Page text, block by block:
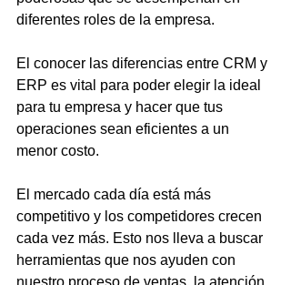
diferentes roles de la empresa.
El conocer las diferencias entre CRM y
ERP es vital para poder elegir la ideal
para tu empresa y hacer que tus
operaciones sean eficientes a un
menor costo.
El mercado cada día está más
competitivo y los competidores crecen
cada vez más. Esto nos lleva a buscar
herramientas que nos ayuden con
nuestro proceso de ventas, la atención